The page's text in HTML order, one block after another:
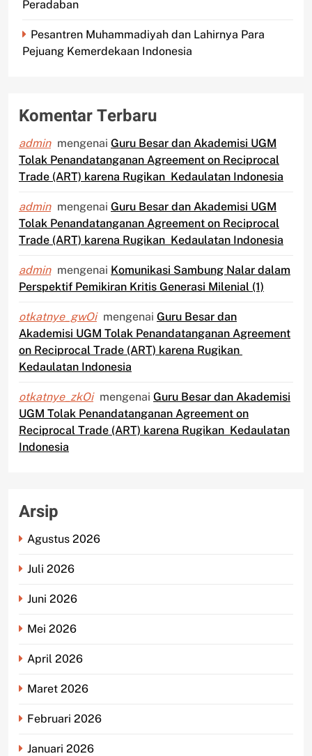
Peradaban
Pesantren Muhammadiyah dan Lahirnya Para
Pejuang Kemerdekaan Indonesia
Komentar Terbaru
admin mengenai Guru Besar dan Akademisi UGM
Tolak Penandatanganan Agreement on Reciprocal
Trade (ART) karena Rugikan Kedaulatan Indonesia
admin mengenai Guru Besar dan Akademisi UGM
Tolak Penandatanganan Agreement on Reciprocal
Trade (ART) karena Rugikan Kedaulatan Indonesia
admin mengenai Komunikasi Sambung Nalar dalam
Perspektif Pemikiran Kritis Generasi Milenial (1)
otkatnye_gwOi mengenai Guru Besar dan
Akademisi UGM Tolak Penandatanganan Agreement
on Reciprocal Trade (ART) karena Rugikan
Kedaulatan Indonesia
otkatnye_zkOi mengenai Guru Besar dan Akademisi
UGM Tolak Penandatanganan Agreement on
Reciprocal Trade (ART) karena Rugikan Kedaulatan
Indonesia
Arsip
Agustus 2026
Juli 2026
Juni 2026
Mei 2026
April 2026
Maret 2026
Februari 2026
Januari 2026